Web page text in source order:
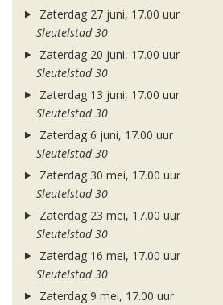
Zaterdag 27 juni, 17.00 uur
Sleutelstad 30
Zaterdag 20 juni, 17.00 uur
Sleutelstad 30
Zaterdag 13 juni, 17.00 uur
Sleutelstad 30
Zaterdag 6 juni, 17.00 uur
Sleutelstad 30
Zaterdag 30 mei, 17.00 uur
Sleutelstad 30
Zaterdag 23 mei, 17.00 uur
Sleutelstad 30
Zaterdag 16 mei, 17.00 uur
Sleutelstad 30
Zaterdag 9 mei, 17.00 uur